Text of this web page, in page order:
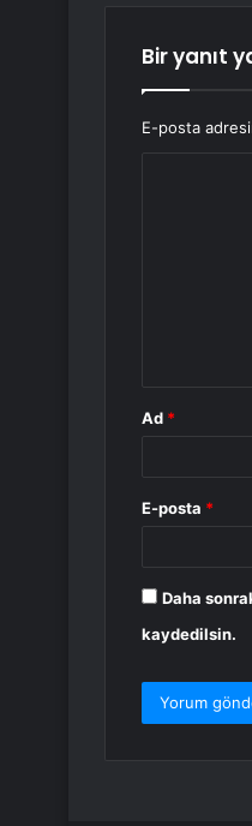
Bir yanıt
E-posta
Ad *
E-posta *
Daha
kaydedilsin.